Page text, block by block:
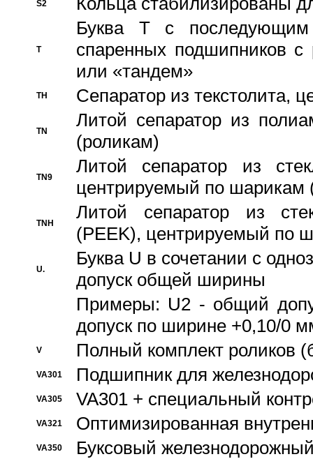
S2
T
Буква T с
спаренных подшипников
или «тандем»
TH Сепаратор из текстолита,
TN
Литой сепаратор из
(роликам)
TN9
Литой сепаратор из
центрируемый по шарикам
TNH
Литой сепаратор из
(PEEK), центрируемый по
U.
Буква U в сочетании с
допуск общей ширины
Примеры: U2 - общий
допуск по ширине +0,10/0
V Полный комплект роликов
VA301 Подшипник для
VA305 VA301 + специальный
VA321 Оптимизированная
VA350 Буксовый